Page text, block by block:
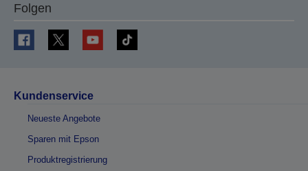
Folgen
Kundenservice
Neueste Angebote
Sparen mit Epson
Produktregistrierung